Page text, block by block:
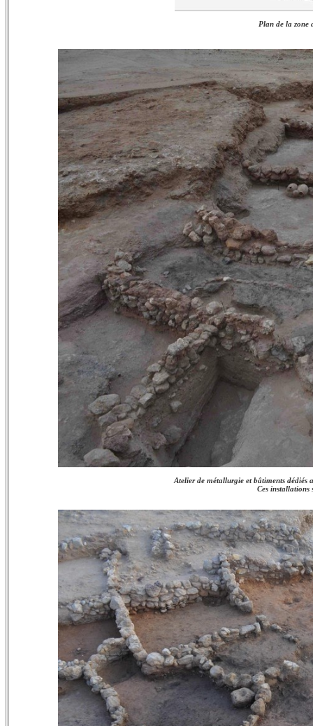
Plan de la zone
Atelier de métallurgie et bâtiments dédiés
Ces installations